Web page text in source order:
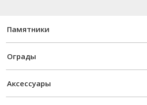
Памятники
Ограды
Аксессуары